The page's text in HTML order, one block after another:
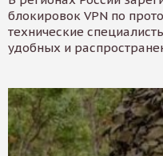
блокировок VPN по
технические
удобных и